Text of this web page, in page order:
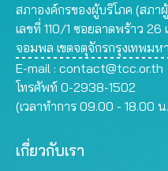
สภาองค์กรของผู้บริโภค (สภา
เลขที่ 110/1 ซอยลาดพร้าว
จอมพล เขตจตุจักรกรุงเทพม
E-mail : contact@tcc.or.th
โทรศัพท์ 0-2938-1502
(เวลาทำการ 09.00 - 18.00 น
เกี่ยวกับเรา